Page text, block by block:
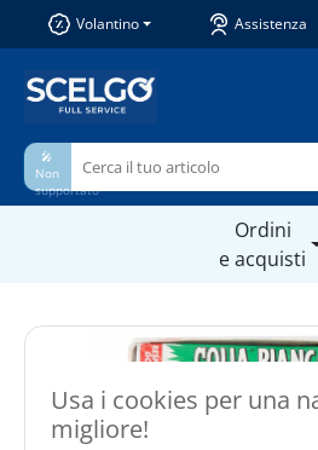
Usa i cookies per una
migliore!
Volantino Assistenza
🎤
Non
supportato
Ordini
e acquisti